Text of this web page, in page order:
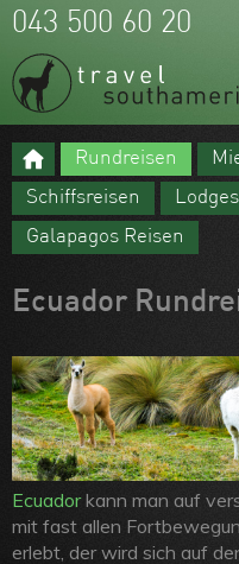
Meine Favoriten
Team
Feedbacks
Kontakt
ARVB
043 500 60 20
Rundreisen
Schiffsreisen
Lodges
Galapagos Reisen
Ecuador
Ecuadorkann man auf
mit fast allen
erlebt, der wird sich auf